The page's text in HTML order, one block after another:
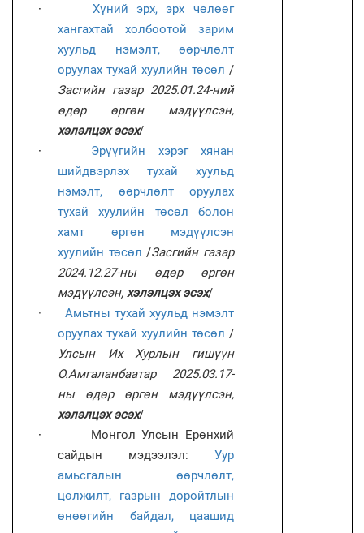
·
Хүний эрх, эрх чөлөөг
хангахтай холбоотой зарим
хуульд нэмэлт, өөрчлөлт
оруулах тухай хуулийн төсөл /
Засгийн газар 2025.01.24-ний
өдөр өргөн мэдүүлсэн,
хэлэлцэх эсэх/
·
Эрүүгийн хэрэг хянан
шийдвэрлэх тухай хуульд
нэмэлт, өөрчлөлт оруулах
тухай хуулийн төсөл болон
хамт өргөн мэдүүлсэн
хуулийн төсөл /Засгийн газар
2024.12.27-ны өдөр өргөн
мэдүүлсэн,хэлэлцэх эсэх/
·
Амьтны тухай хуульд нэмэлт
оруулах тухай хуулийн төсөл /
Улсын Их Хурлын гишүүн
О.Амгаланбаатар 2025.03.17-
ны өдөр өргөн мэдүүлсэн,
хэлэлцэх эсэх/
·
Монгол Улсын Ерөнхий
сайдын мэдээлэл: Уур
амьсгалын өөрчлөлт,
цөлжилт, газрын доройтлын
өнөөгийн байдал, цаашид